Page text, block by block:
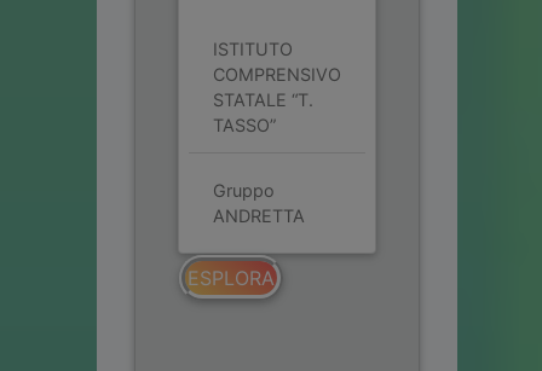
ISTITUTO
COMPRENSIVO
STATALE “T.
TASSO”
Gruppo
ANDRETTA
ESPLORA